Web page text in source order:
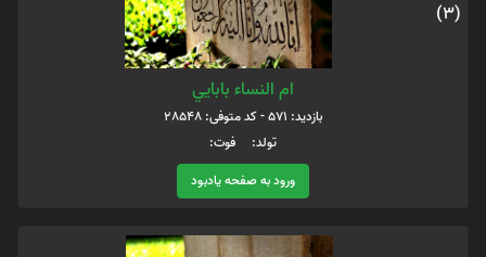
(3)
ام النساء بابايي
بازدید: 571 - کد متوفی: 28548
تولد: فوت:
ورود به صفحه یادبود